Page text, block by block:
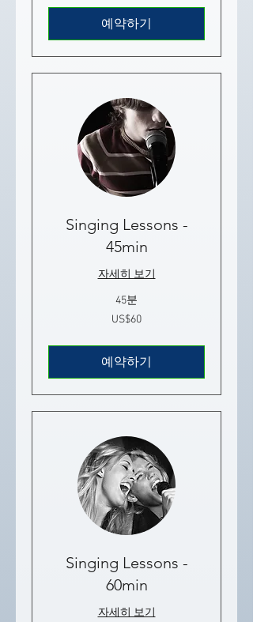
달
예약하기
Singing Lessons -
45min
자세히 보기
45분
달
US$60
예약하기
Singing Lessons -
60min
자세히 보기